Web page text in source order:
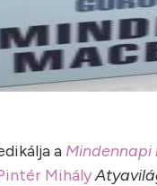
a Mindennapi
Mihály